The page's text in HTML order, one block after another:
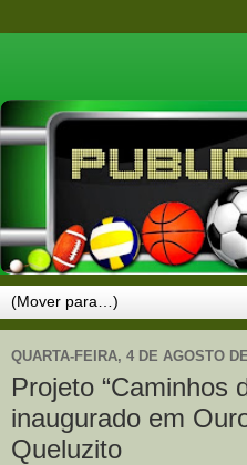
QUARTA-FEIRA, 4 DE AGOSTO
Projeto “Caminhos
inaugurado em
Queluzito